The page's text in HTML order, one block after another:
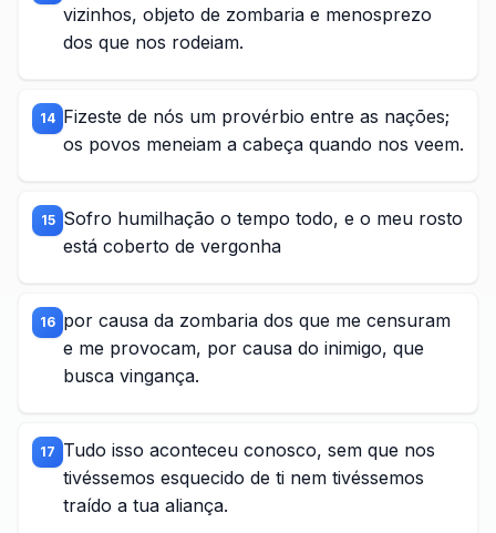
vizinhos, objeto de zombaria e menosprezo
dos que nos rodeiam.
14 Fizeste de nós um provérbio entre as nações;
os povos meneiam a cabeça quando nos veem.
15 Sofro humilhação o tempo todo, e o meu rosto
está coberto de vergonha
16 por causa da zombaria dos que me censuram
e me provocam, por causa do inimigo, que
busca vingança.
17 Tudo isso aconteceu conosco, sem que nos
tivéssemos esquecido de ti nem tivéssemos
traído a tua aliança.